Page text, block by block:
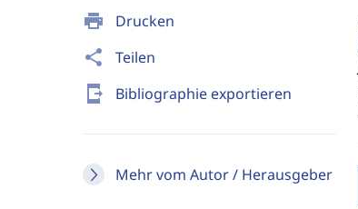
print Drucken
share Teilen
send_to_mobile Bibliographie exportieren
Mehr vom Autor / Herausgeber